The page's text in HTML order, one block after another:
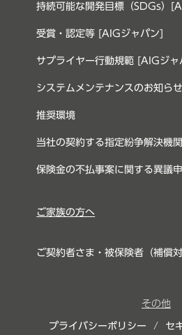
持続可能な開発目標（SDGs）
受賞・認定等 [AIGジャパン]
サプライヤー行動規範 [AIGジャ
システムメンテナンスのお知らせ
推奨環境
当社の契約する指定紛争解決機関
保険金の不払事案に関する異議
ご家族の方へ
ご契約者さま・被保険者（補償
その他
プライバシーポリシー / セ